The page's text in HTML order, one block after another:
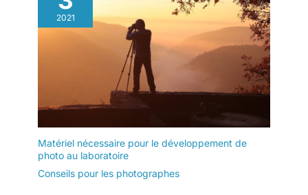
2021
Matériel nécessaire pour le développement de
photo au laboratoire
Conseils pour les photographes